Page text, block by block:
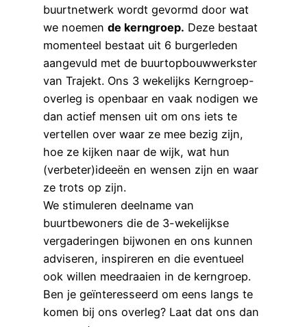
buurtnetwerk wordt gevormd door wat
we noemen de kerngroep. Deze bestaat
momenteel bestaat uit 6 burgerleden
aangevuld met de buurtopbouwwerkster
van Trajekt. Ons 3 wekelijks Kerngroep-
overleg is openbaar en vaak nodigen we
dan actief mensen uit om ons iets te
vertellen over waar ze mee bezig zijn,
hoe ze kijken naar de wijk, wat hun
(verbeter)ideeën en wensen zijn en waar
ze trots op zijn.
We stimuleren deelname van
buurtbewoners die de 3-wekelijkse
vergaderingen bijwonen en ons kunnen
adviseren, inspireren en die eventueel
ook willen meedraaien in de kerngroep.
Ben je geïnteresseerd om eens langs te
komen bij ons overleg? Laat dat ons dan